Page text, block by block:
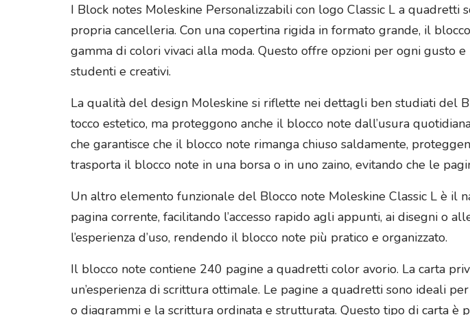
I Block notes Moleskine Personalizzabili con logo Classic L a quadretti
propria cancelleria. Con una copertina rigida in formato grande, il
gamma di colori vivaci alla moda. Questo offre opzioni per ogni gusto
studenti e creativi.
La qualità del design Moleskine si riflette nei dettagli ben studiati del
tocco estetico, ma proteggono anche il blocco note dall’usura
che garantisce che il blocco note rimanga chiuso saldamente,
trasporta il blocco note in una borsa o in uno zaino, evitando che le
Un altro elemento funzionale del Blocco note Moleskine Classic L è il
pagina corrente, facilitando l’accesso rapido agli appunti, ai disegni o
l’esperienza d’uso, rendendo il blocco note più pratico e organizzato.
Il blocco note contiene 240 pagine a quadretti color avorio. La carta
un’esperienza di scrittura ottimale. Le pagine a quadretti sono ideali
o diagrammi e la scrittura ordinata e strutturata. Questo tipo di carta